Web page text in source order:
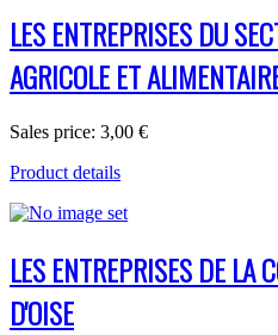
LES ENTREPRISES DU
AGRICOLE ET
Sales price: 3,00 €
Product details
LES ENTREPRISES DE LA
D'OISE